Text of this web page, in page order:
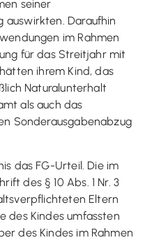
seiner
auswirkten. Daraufhin
im Rahmen
für das Streitjahr mit
ihrem Kind, das
Naturalunterhalt
als auch das
Sonderausgabenabzug
das FG-Urteil. Die im
des § 10 Abs. 1 Nr. 3
Eltern
des Kindes umfassten
des Kindes im Rahmen